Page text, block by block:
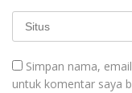
Simpan nama,
untuk komentar saya